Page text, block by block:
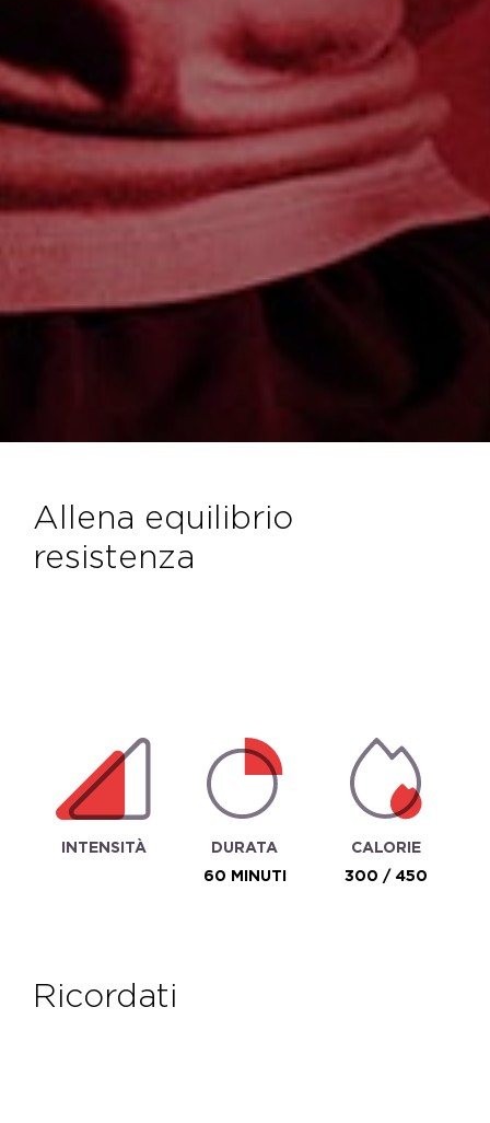
allena equilibrio
resistenza
INTENSITÀ
DURATA
60 MINUTI
CALORIE
300 / 450
ricordati